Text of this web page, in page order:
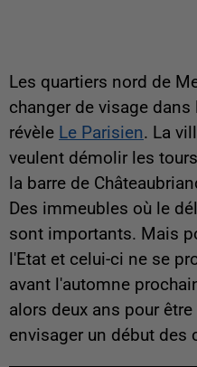
Les quartiers nord de
changer de visage
révèle Le Parisien. La
veulent démolir les
la barre de
Des immeubles où le
sont importants. Mais
l'Etat et celui-ci ne se
avant l'automne
alors deux ans pour
envisager un début des